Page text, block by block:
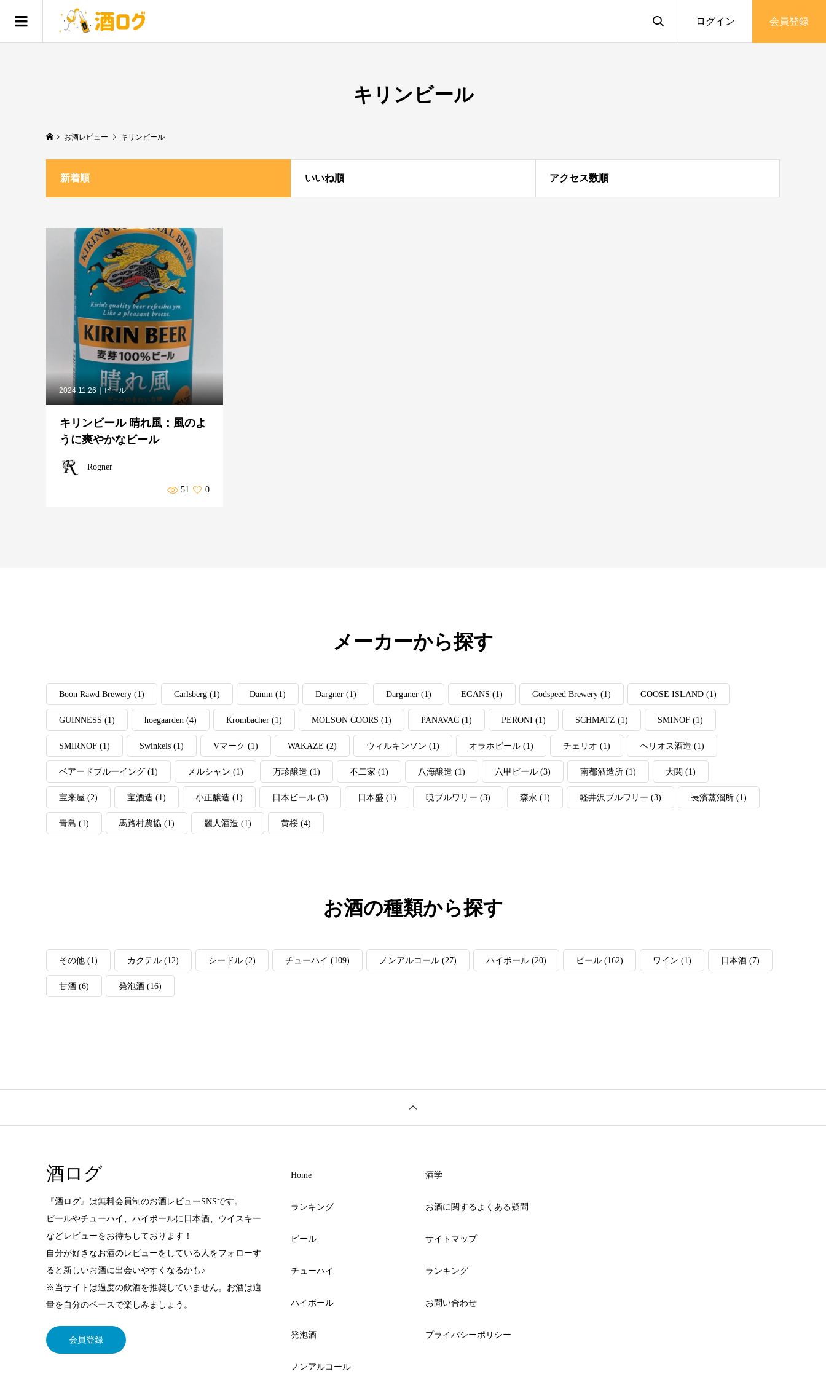
ログイン 会員登録
キリンビール
お酒レビュー キリンビール
新着順 いいね順 アクセス数順
2024.11.26 ビール
キリンビール 晴れ風：風のよ
うに爽やかなビール
Rogner
51 0
メーカーから探す
Boon Rawd Brewery(1) Carlsberg(1) Damm(1) Dargner(1) Darguner(1) EGANS (1) Godspeed Brewery(1) GOOSE ISLAND(1)
GUINNESS (1) hoegaarden(4) Krombacher(1) MOLSON COORS (1) PANAVAC(1) PERONI (1) SCHMATZ (1) SMINOF(1)
SMIRNOF(1) Swinkels(1) Vマーク (1) WAKAZE (2) ウィルキンソン (1) オラホビール(1) チェリオ (1) ヘリオス酒造 (1)
ベアードブルーイング(1) メルシャン (1) 万珍醸造 (1) 不二家 (1) 八海醸造 (1) 六甲ビール(3) 南都酒造所(1) 大関 (1)
宝来屋 (2) 宝酒造 (1) 小正醸造 (1) 日本ビール(3) 日本盛 (1) 暁ブルワリー (3) 森永 (1) 軽井沢ブルワリー (3) 長濱蒸溜所(1)
青島 (1) 馬路村農協 (1) 麗人酒造 (1) 黄桜(4)
お酒の種類から探す
その他(1) カクテル(12) シードル(2) チューハイ (109) ノンアルコール(27) ハイボール(20) ビール(162) ワイン (1) 日本酒 (7)
甘酒 (6) 発泡酒 (16)
酒ログ
『酒ログ』は無料会員制のお酒レビューSNSです。
ビールやチューハイ、ハイボールに日本酒、ウイスキー
などレビューをお待ちしております！
自分が好きなお酒のレビューをしている人をフォローす
ると新しいお酒に出会いやすくなるかも♪
※当サイトは過度の飲酒を推奨していません。お酒は適
量を自分のペースで楽しみましょう。
会員登録
Home
ランキング
ビール
チューハイ
ハイボール
発泡酒
ノンアルコール
酒学
お酒に関するよくある疑問
サイトマップ
ランキング
お問い合わせ
プライバシーポリシー